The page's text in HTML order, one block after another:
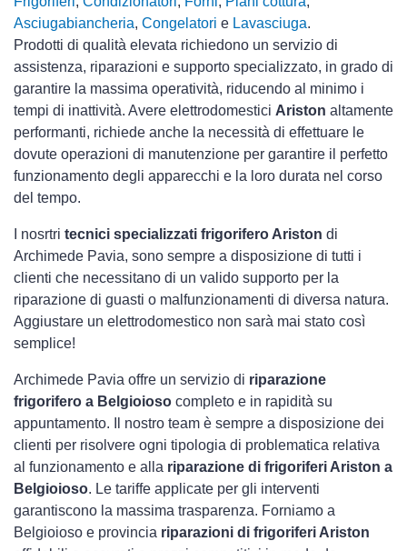
Asciugabiancheria, Congelatori e Lavasciuga.
Prodotti di qualità elevata richiedono un servizio di
assistenza, riparazioni e supporto specializzato, in grado di
garantire la massima operatività, riducendo al minimo i
tempi di inattività. Avere elettrodomestici Ariston altamente
performanti, richiede anche la necessità di effettuare le
dovute operazioni di manutenzione per garantire il perfetto
funzionamento degli apparecchi e la loro durata nel corso
del tempo.
I nosrtri tecnici specializzati frigorifero Ariston di
Archimede Pavia, sono sempre a disposizione di tutti i
clienti che necessitano di un valido supporto per la
riparazione di guasti o malfunzionamenti di diversa natura.
Aggiustare un elettrodomestico non sarà mai stato così
semplice!
Archimede Pavia offre un servizio di riparazione
frigorifero a Belgioioso completo e in rapidità su
appuntamento. Il nostro team è sempre a disposizione dei
clienti per risolvere ogni tipologia di problematica relativa
al funzionamento e alla riparazione di frigoriferi Ariston a
Belgioioso. Le tariffe applicate per gli interventi
garantiscono la massima trasparenza. Forniamo a
Belgioioso e provincia riparazioni di frigoriferi Ariston